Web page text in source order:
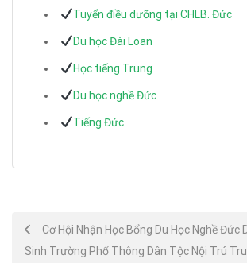
Tuyển điều dưỡng tại CHLB. Đức
Du học Đài Loan
Học tiếng Trung
Du học nghề Đức
Tiếng Đức
PostCơ Hội Nhận Học Bổng Du Học Nghề Đức
Sinh Trường Phổ Thông Dân Tộc Nội Trú